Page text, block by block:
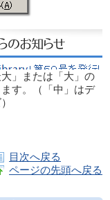
」または「大」の
す。（「中」はデ
目次へ戻る
ページの先頭へ戻る